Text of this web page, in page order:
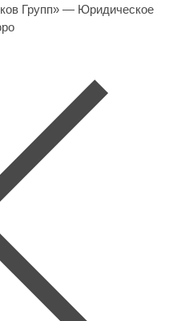
Групп» — Юридическое